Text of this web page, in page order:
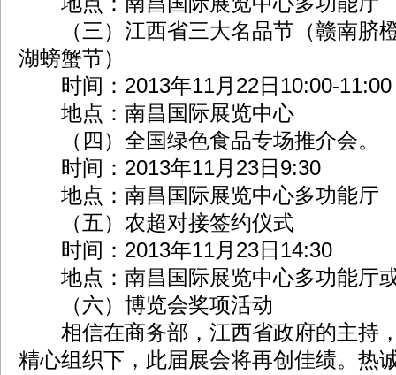
（三）江西省三大名品节（赣南脐
湖螃蟹节）
时间：2013年11月22日10:00-11:00
地点：南昌国际展览中心
（四）全国绿色食品专场推介会。
时间：2013年11月23日9:30
地点：南昌国际展览中心多功能厅
（五）农超对接签约仪式
时间：2013年11月23日14:30
地点：南昌国际展览中心多功能厅
（六）博览会奖项活动
相信在商务部，江西省政府的主持
精心组织下，此届展会将再创佳绩。热